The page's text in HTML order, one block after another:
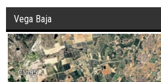
Vega Baja